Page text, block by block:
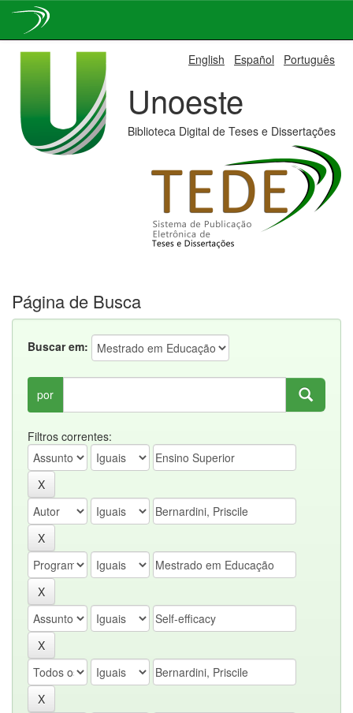
English Español Português
Unoeste
Biblioteca Digital de Teses e Dissertações
Página de Busca
Buscar em:
por
Filtros correntes: